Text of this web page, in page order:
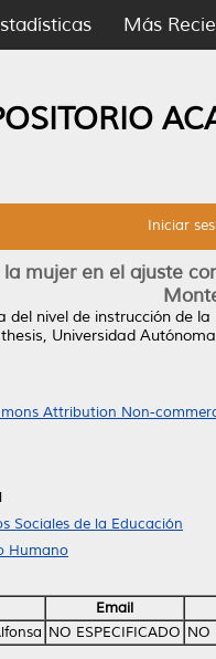
Más
Iniciar
mujer en el ajuste
del nivel de instrucción de
Universidad
Attribution Non-
Sociales de la Educación
Humano
Email
NO ESPECIFICADO NO